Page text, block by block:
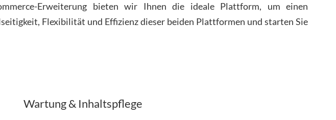
Erweiterung bieten wir Ihnen die ideale Plattform, um einen
Flexibilität und Effizienz dieser beiden Plattformen und starten Sie
Wartung & Inhaltspflege